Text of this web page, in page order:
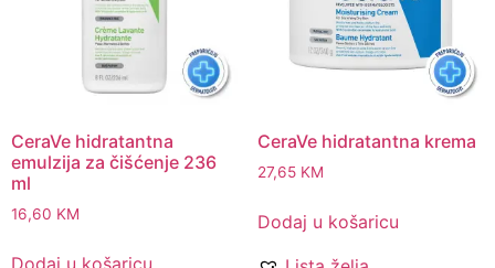
CeraVe hidratantna
emulzija za čišćenje 236
ml
16,60 KM
Dodaj u košaricu
CeraVe hidratantna krema
27,65 KM
Dodaj u košaricu